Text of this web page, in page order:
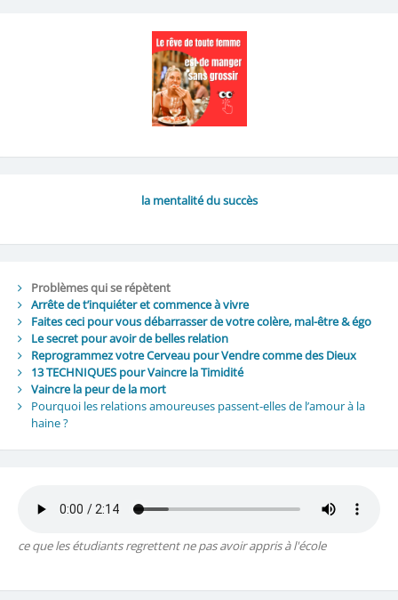
la mentalité du succès
Problèmes qui se répètent
Arrête de t’inquiéter et commence à vivre
Faites ceci pour vous débarrasser de votre colère, mal-être & égo
Le secret pour avoir de belles relation
Reprogrammez votre Cerveau pour Vendre comme des Dieux
13 TECHNIQUES pour Vaincre la Timidité
Vaincre la peur de la mort
Pourquoi les relations amoureuses passent-elles de l’amour à la
haine ?
ce que les étudiants regrettent ne pas avoir appris à l'école